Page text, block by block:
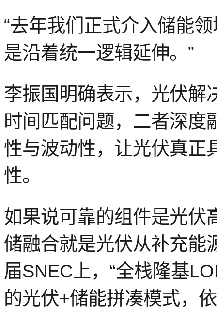
“去年我们正式介入储能
是沿着统一逻辑延伸。”
李振国明确表示，光伏解
时间匹配问题，二者深度
性与波动性，让光伏真正
性。
如果说可靠的组件是光伏
储融合就是光伏从补充能
届SNEC上， “全栈隆基
的光伏+储能拼凑模式，